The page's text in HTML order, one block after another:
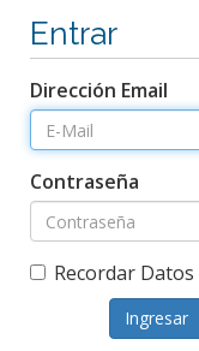
Entrar
Dirección Email
Contraseña
Recordar